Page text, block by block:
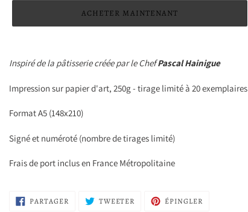
ACHETER MAINTENANT
d'un
produit
à
panier
Inspiré de la pâtisserie créée par le ChefPascal Hainigue
Impression sur papier d'art, 250g - tirage limité à 20 exemplaires
Format A5 (148x210)
Signé et numéroté (nombre de tirages limité)
Frais de port inclus en France Métropolitaine
PARTAGER PARTAGER
SUR
TWEETER TWEETERÉPINGLER